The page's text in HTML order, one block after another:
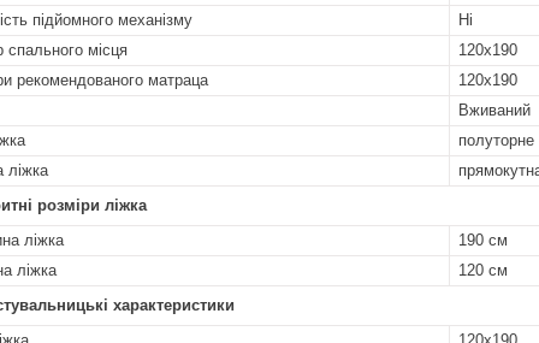
підйомного механізму
Ні
спального місця
120х190
рекомендованого матраца
120х190
Вживаний
полуторне
ліжка
розміри ліжка
ліжка
190 см
ліжка
120 см
характеристики